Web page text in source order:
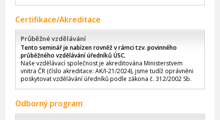
Certifikace/Akreditace
Průběžné vzdělávání
Tento seminář je nabízen rovněž v rámci tzv. povinného
průběžného vzdělávání úředníků ÚSC.
Naše vzdělávací společnost je akreditována Ministerstvem
vnitra ČR (číslo akreditace: AK/I-21/2024), jsme tudíž oprávněni
poskytovat vzdělávání úředníků podle zákona č. 312/2002 Sb.
Odborný program